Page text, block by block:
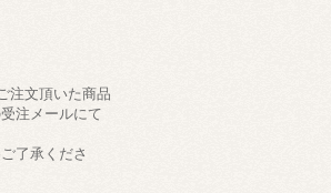
注文頂いた商品
注メールにて
了承くださ